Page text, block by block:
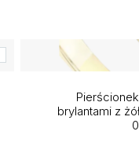
brylantami z